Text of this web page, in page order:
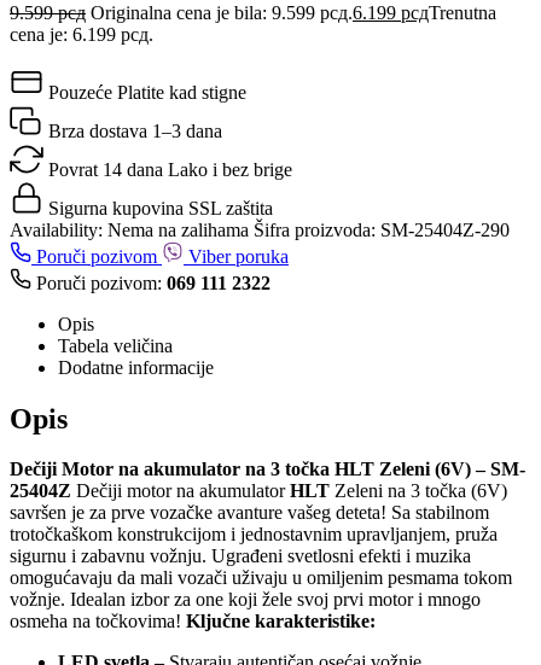
9.599рсд Originalna cena je bila: 9.599 рсд.6.199 рсдTrenutna
cena je: 6.199 рсд.
Pouzeće Platite kad stigne
Brza dostava 1–3 dana
Povrat 14 dana Lako i bez brige
Sigurna kupovina SSL zaštita
Availability: Nema na zalihama Šifra proizvoda: SM-25404Z-290
Poruči pozivom
Viber poruka
Poruči pozivom: 069 111 2322
Opis
Tabela veličina
Dodatne informacije
Opis
Dečiji Motor na akumulator na 3 točka HLT Zeleni (6V) – SM-
25404Z Dečiji motor na akumulatorHLT Zeleni na 3 točka (6V)
savršen je za prve vozačke avanture vašeg deteta! Sa stabilnom
trotočkaškom konstrukcijom i jednostavnim upravljanjem, pruža
sigurnu i zabavnu vožnju. Ugrađeni svetlosni efekti i muzika
omogućavaju da mali vozači uživaju u omiljenim pesmama tokom
vožnje. Idealan izbor za one koji žele svoj prvi motor i mnogo
osmeha na točkovima! Ključne karakteristike: